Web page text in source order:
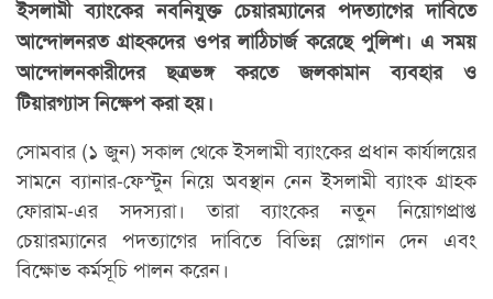
ইসলামী ব্যাংকের নবনিযুক্ত চেয়ারম্যানের পদত্যাগের দাবিতে
আন্দোলনরত গ্রাহকদের ওপর লাঠিচার্জ করেছে পুলিশ। এ সময়
আন্দোলনকারীদের ছত্রভঙ্গ করতে জলকামান ব্যবহার ও
টিয়ারগ্যাস নিক্ষেপ করা হয়।
সোমবার (১ জুন) সকাল থেকে ইসলামী ব্যাংকের প্রধান কার্যালয়ের
সামনে ব্যানার-ফেস্টুন নিয়ে অবস্থান নেন ইসলামী ব্যাংক গ্রাহক
ফোরাম-এর সদস্যরা। তারা ব্যাংকের নতুন নিয়োগপ্রাপ্ত
চেয়ারম্যানের পদত্যাগের দাবিতে বিভিন্ন স্লোগান দেন এবং
বিক্ষোভ কর্মসূচি পালন করেন।